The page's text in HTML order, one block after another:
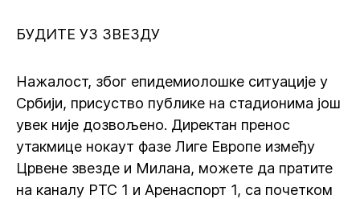
БУДИТЕ УЗ ЗВЕЗДУ
Нажалост, због епидемиолошке ситуације у
Србији, присуство публике на стадионима још
увек није дозвољено. Директан пренос
утакмице нокаут фазе Лиге Европе између
Црвене звезде и Милана, можете да пратите
на каналу РТС 1 и Аренаспорт 1, са почетком